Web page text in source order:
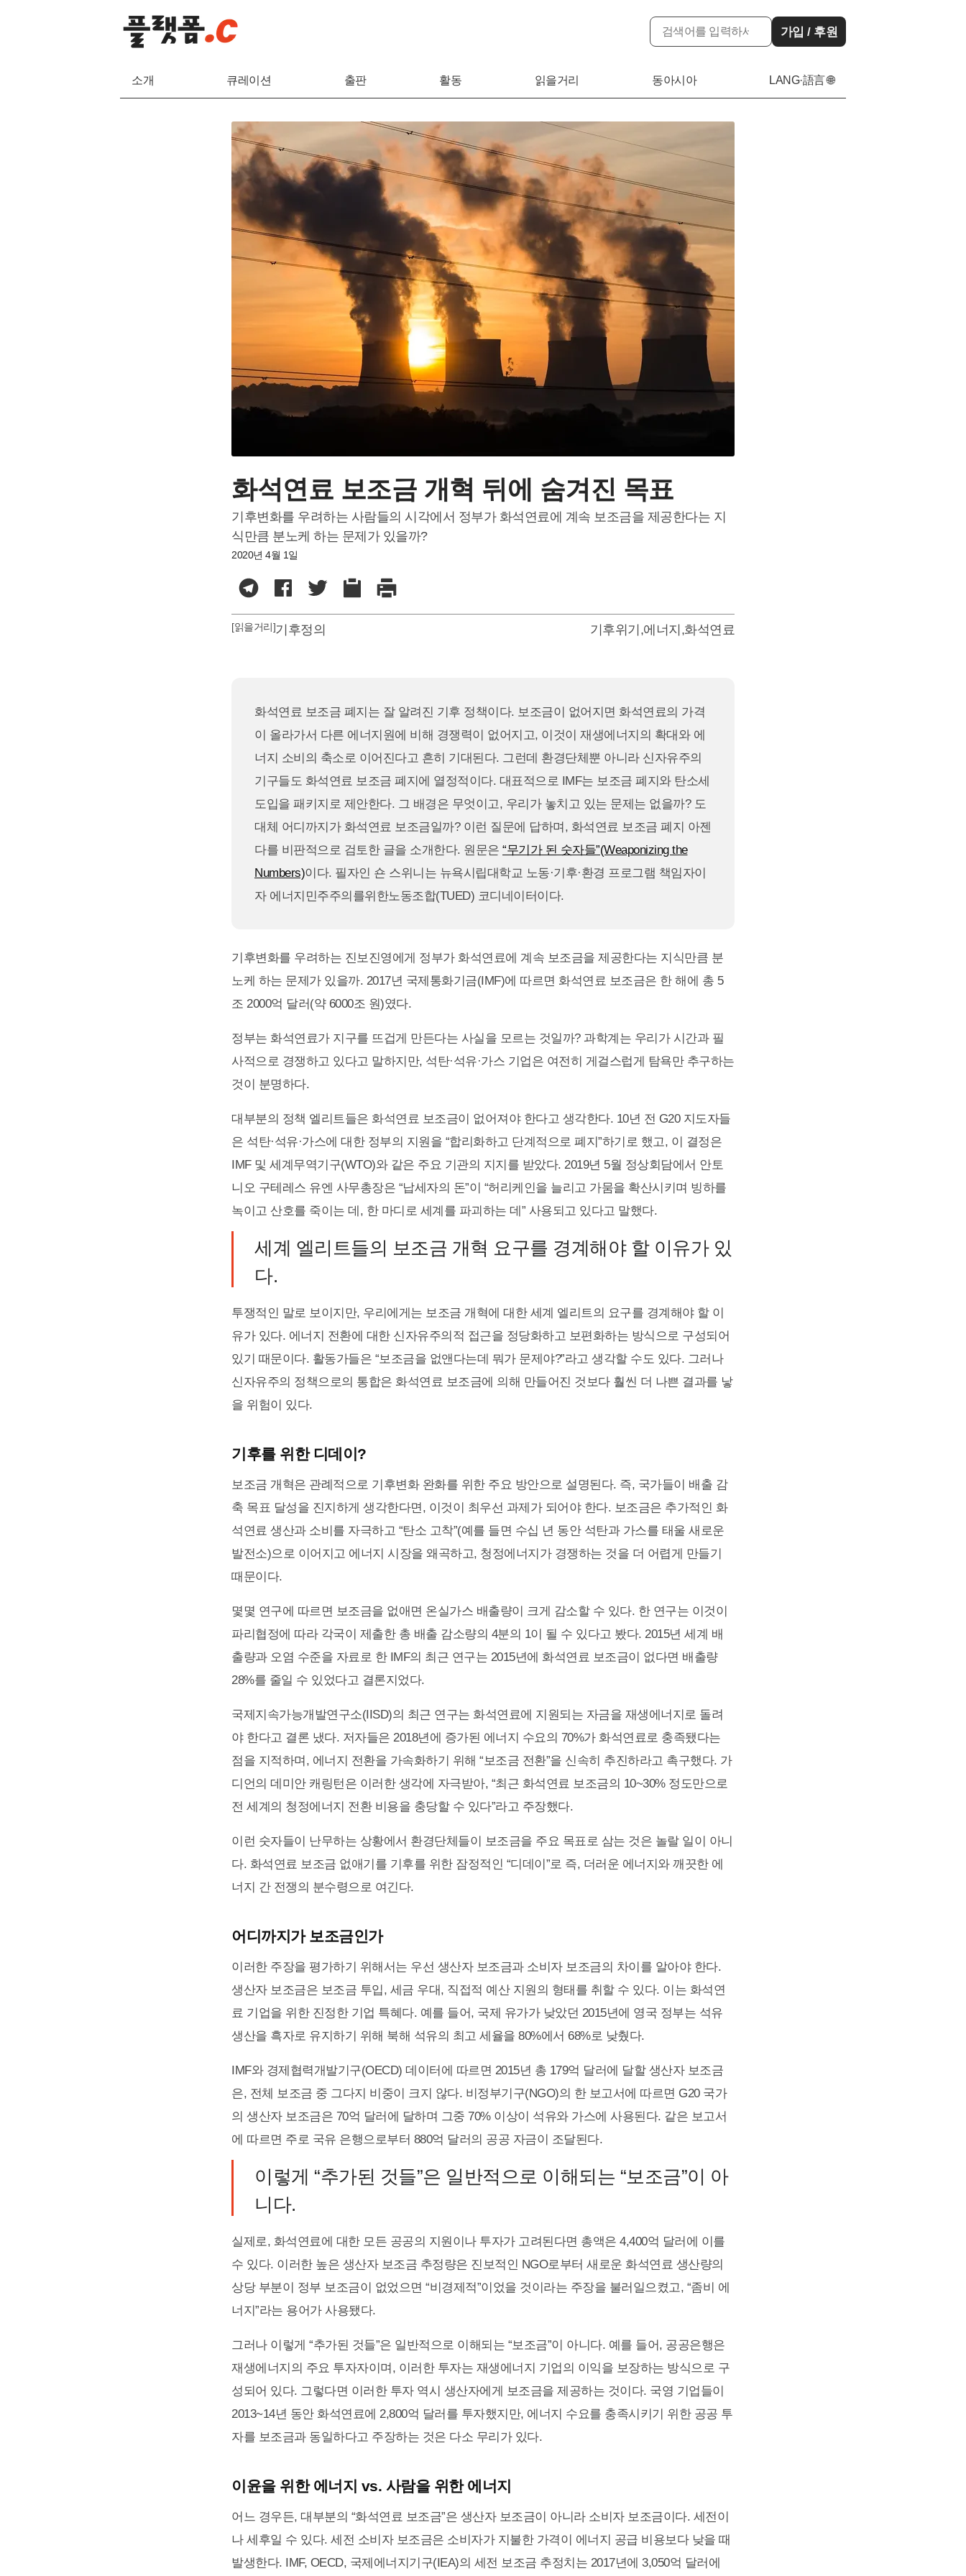
가입 / 후원
소개 큐레이션 출판 활동 읽을거리 동아시아 LANG·語言 🌐
화석연료 보조금 개혁 뒤에 숨겨진 목표
기후변화를 우려하는 사람들의 시각에서 정부가 화석연료에 계속 보조금을 제공한다는 지
식만큼 분노케 하는 문제가 있을까?
2020년 4월 1일
[읽을거리]기후정의 기후위기 ,에너지 ,화석연료
화석연료 보조금 폐지는 잘 알려진 기후 정책이다. 보조금이 없어지면 화석연료의 가격
이 올라가서 다른 에너지원에 비해 경쟁력이 없어지고, 이것이 재생에너지의 확대와 에
너지 소비의 축소로 이어진다고 흔히 기대된다. 그런데 환경단체뿐 아니라 신자유주의
기구들도 화석연료 보조금 폐지에 열정적이다. 대표적으로 IMF는 보조금 폐지와 탄소세
도입을 패키지로 제안한다. 그 배경은 무엇이고, 우리가 놓치고 있는 문제는 없을까? 도
대체 어디까지가 화석연료 보조금일까? 이런 질문에 답하며, 화석연료 보조금 폐지 아젠
다를 비판적으로 검토한 글을 소개한다. 원문은 “무기가 된 숫자들”(Weaponizing the
Numbers)이다. 필자인 숀 스위니는 뉴욕시립대학교 노동·기후·환경 프로그램 책임자이
자 에너지민주주의를위한노동조합(TUED) 코디네이터이다.
기후변화를 우려하는 진보진영에게 정부가 화석연료에 계속 보조금을 제공한다는 지식만큼 분
노케 하는 문제가 있을까. 2017년 국제통화기금(IMF)에 따르면 화석연료 보조금은 한 해에 총 5
조 2000억 달러(약 6000조 원)였다.
정부는 화석연료가 지구를 뜨겁게 만든다는 사실을 모르는 것일까? 과학계는 우리가 시간과 필
사적으로 경쟁하고 있다고 말하지만, 석탄·석유·가스 기업은 여전히 게걸스럽게 탐욕만 추구하는
것이 분명하다.
대부분의 정책 엘리트들은 화석연료 보조금이 없어져야 한다고 생각한다. 10년 전 G20 지도자들
은 석탄·석유·가스에 대한 정부의 지원을 “합리화하고 단계적으로 폐지”하기로 했고, 이 결정은
IMF 및 세계무역기구(WTO)와 같은 주요 기관의 지지를 받았다. 2019년 5월 정상회담에서 안토
니오 구테레스 유엔 사무총장은 “납세자의 돈”이 “허리케인을 늘리고 가뭄을 확산시키며 빙하를
녹이고 산호를 죽이는 데, 한 마디로 세계를 파괴하는 데” 사용되고 있다고 말했다.
세계 엘리트들의 보조금 개혁 요구를 경계해야 할 이유가 있
다.
투쟁적인 말로 보이지만, 우리에게는 보조금 개혁에 대한 세계 엘리트의 요구를 경계해야 할 이
유가 있다. 에너지 전환에 대한 신자유주의적 접근을 정당화하고 보편화하는 방식으로 구성되어
있기 때문이다. 활동가들은 “보조금을 없앤다는데 뭐가 문제야?”라고 생각할 수도 있다. 그러나
신자유주의 정책으로의 통합은 화석연료 보조금에 의해 만들어진 것보다 훨씬 더 나쁜 결과를 낳
을 위험이 있다.
기후를 위한 디데이?
보조금 개혁은 관례적으로 기후변화 완화를 위한 주요 방안으로 설명된다. 즉, 국가들이 배출 감
축 목표 달성을 진지하게 생각한다면, 이것이 최우선 과제가 되어야 한다. 보조금은 추가적인 화
석연료 생산과 소비를 자극하고 “탄소 고착”(예를 들면 수십 년 동안 석탄과 가스를 태울 새로운
발전소)으로 이어지고 에너지 시장을 왜곡하고, 청정에너지가 경쟁하는 것을 더 어렵게 만들기
때문이다.
몇몇 연구에 따르면 보조금을 없애면 온실가스 배출량이 크게 감소할 수 있다. 한 연구는 이것이
파리협정에 따라 각국이 제출한 총 배출 감소량의 4분의 1이 될 수 있다고 봤다. 2015년 세계 배
출량과 오염 수준을 자료로 한 IMF의 최근 연구는 2015년에 화석연료 보조금이 없다면 배출량
28%를 줄일 수 있었다고 결론지었다.
국제지속가능개발연구소(IISD)의 최근 연구는 화석연료에 지원되는 자금을 재생에너지로 돌려
야 한다고 결론 냈다. 저자들은 2018년에 증가된 에너지 수요의 70%가 화석연료로 충족됐다는
점을 지적하며, 에너지 전환을 가속화하기 위해 “보조금 전환”을 신속히 추진하라고 촉구했다. 가
디언의 데미안 캐링턴은 이러한 생각에 자극받아, “최근 화석연료 보조금의 10~30% 정도만으로
전 세계의 청정에너지 전환 비용을 충당할 수 있다”라고 주장했다.
이런 숫자들이 난무하는 상황에서 환경단체들이 보조금을 주요 목표로 삼는 것은 놀랄 일이 아니
다. 화석연료 보조금 없애기를 기후를 위한 잠정적인 “디데이”로 즉, 더러운 에너지와 깨끗한 에
너지 간 전쟁의 분수령으로 여긴다.
어디까지가 보조금인가
이러한 주장을 평가하기 위해서는 우선 생산자 보조금과 소비자 보조금의 차이를 알아야 한다.
생산자 보조금은 보조금 투입, 세금 우대, 직접적 예산 지원의 형태를 취할 수 있다. 이는 화석연
료 기업을 위한 진정한 기업 특혜다. 예를 들어, 국제 유가가 낮았던 2015년에 영국 정부는 석유
생산을 흑자로 유지하기 위해 북해 석유의 최고 세율을 80%에서 68%로 낮췄다.
IMF와 경제협력개발기구(OECD) 데이터에 따르면 2015년 총 179억 달러에 달할 생산자 보조금
은, 전체 보조금 중 그다지 비중이 크지 않다. 비정부기구(NGO)의 한 보고서에 따르면 G20 국가
의 생산자 보조금은 70억 달러에 달하며 그중 70% 이상이 석유와 가스에 사용된다. 같은 보고서
에 따르면 주로 국유 은행으로부터 880억 달러의 공공 자금이 조달된다.
이렇게 “추가된 것들”은 일반적으로 이해되는 “보조금”이 아
니다.
실제로, 화석연료에 대한 모든 공공의 지원이나 투자가 고려된다면 총액은 4,400억 달러에 이를
수 있다. 이러한 높은 생산자 보조금 추정량은 진보적인 NGO로부터 새로운 화석연료 생산량의
상당 부분이 정부 보조금이 없었으면 “비경제적”이었을 것이라는 주장을 불러일으켰고, “좀비 에
너지”라는 용어가 사용됐다.
그러나 이렇게 “추가된 것들”은 일반적으로 이해되는 “보조금”이 아니다. 예를 들어, 공공은행은
재생에너지의 주요 투자자이며, 이러한 투자는 재생에너지 기업의 이익을 보장하는 방식으로 구
성되어 있다. 그렇다면 이러한 투자 역시 생산자에게 보조금을 제공하는 것이다. 국영 기업들이
2013~14년 동안 화석연료에 2,800억 달러를 투자했지만, 에너지 수요를 충족시키기 위한 공공 투
자를 보조금과 동일하다고 주장하는 것은 다소 무리가 있다.
이윤을 위한 에너지 vs. 사람을 위한 에너지
어느 경우든, 대부분의 “화석연료 보조금”은 생산자 보조금이 아니라 소비자 보조금이다. 세전이
나 세후일 수 있다. 세전 소비자 보조금은 소비자가 지불한 가격이 에너지 공급 비용보다 낮을 때
발생한다. IMF, OECD, 국제에너지기구(IEA)의 세전 보조금 추정치는 2017년에 3,050억 달러에